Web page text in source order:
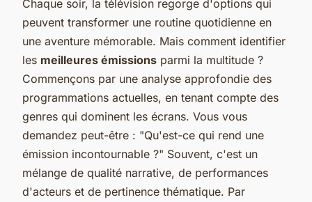
Chaque soir, la télévision regorge d'options qui
peuvent transformer une routine quotidienne en
une aventure mémorable. Mais comment identifier
les meilleures émissions parmi la multitude ?
Commençons par une analyse approfondie des
programmations actuelles, en tenant compte des
genres qui dominent les écrans. Vous vous
demandez peut-être : "Qu'est-ce qui rend une
émission incontournable ?" Souvent, c'est un
mélange de qualité narrative, de performances
d'acteurs et de pertinence thématique. Par